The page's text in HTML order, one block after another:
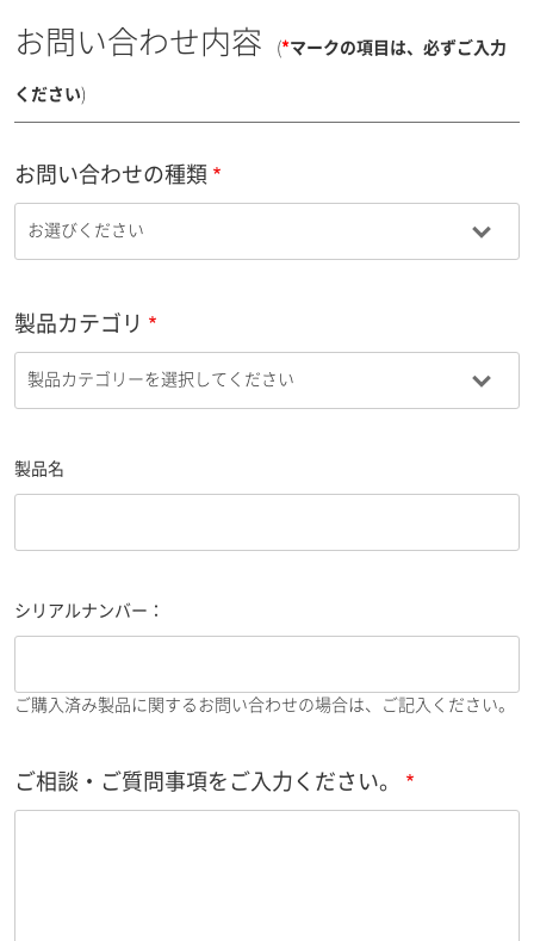
お問い合わせ内容 (*マークの項目は、必ずご入力
ください)
お問い合わせの種類
製品カテゴリ
製品名
シリアルナンバー：
ご購入済み製品に関するお問い合わせの場合は、ご記入ください。
ご相談・ご質問事項をご入力ください。